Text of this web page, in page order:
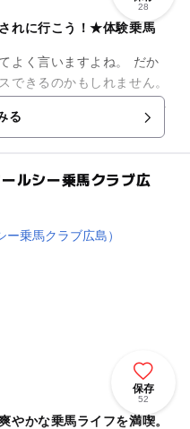
28
れに行こう！★体験乗馬
よく言いますよね。 だか
できるのかもしれません。
設として、小さなお子さん
る
ルシー乗馬クラブ広
保存
52
やかな乗馬ライフを満喫。